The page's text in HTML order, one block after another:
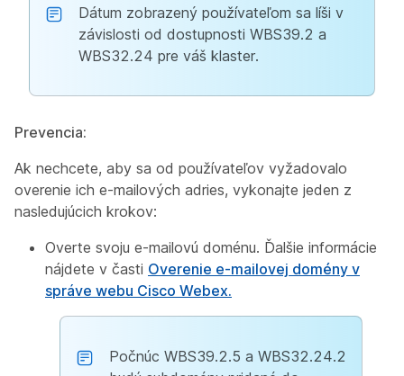
Dátum zobrazený používateľom sa líši v
závislosti od dostupnosti WBS39.2 a
WBS32.24 pre váš klaster.
Prevencia:
Ak nechcete, aby sa od používateľov vyžadovalo
overenie ich e-mailových adries, vykonajte jeden z
nasledujúcich krokov:
Overte svoju e-mailovú doménu. Ďalšie informácie
nájdete v časti Overenie e-mailovej domény v
správe webu Cisco Webex.
Počnúc WBS39.2.5 a WBS32.24.2